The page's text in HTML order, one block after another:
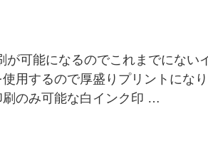
可能になるのでこれまでにない
用するので厚盛りプリントになり
刷のみ可能な白インク印 …